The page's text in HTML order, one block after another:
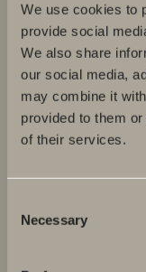
We use cookies to
provide social
We also share
our social media,
may combine it
provided to them
of their services.
Selection
Necessary
På vår